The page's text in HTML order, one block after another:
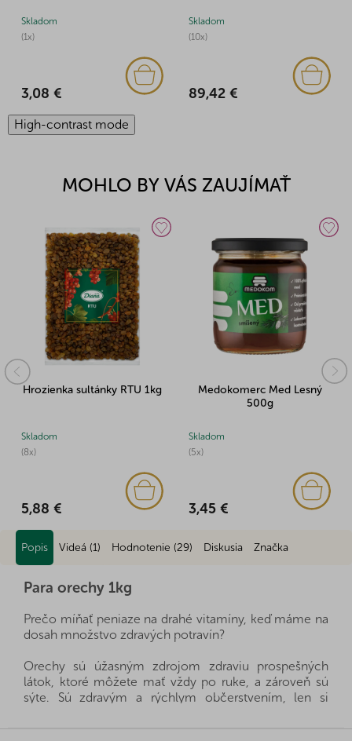
(1x)
Skladom
3,08 €
(10x)
Skladom
89,42 €
High-contrast mode
MOHLO BY VÁS ZAUJÍMAŤ
Hrozienka sultánky RTU 1kg
(8x)
Skladom
5,88 €
Medokomerc Med Lesný
500g
(5x)
Skladom
3,45 €
Popis Videá (1) Hodnotenie (29) Diskusia Značka
Para orechy 1kg
Prečo míňať peniaze na drahé vitamíny, keď máme na
dosah množstvo zdravých potravín?
Orechy sú úžasným zdrojom zdraviu prospešných
látok, ktoré môžete mať vždy po ruke, a zároveň sú
sýte. Sú zdravým a rýchlym občerstvením, len si
vhodné.